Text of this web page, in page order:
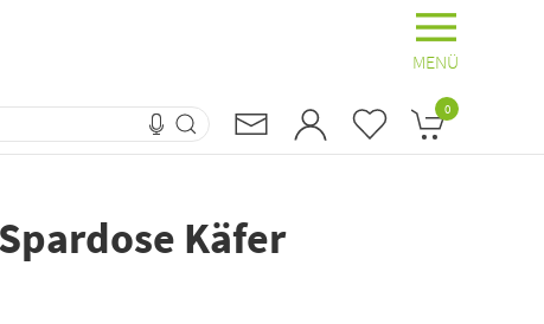
MENÜ
0
Käfer